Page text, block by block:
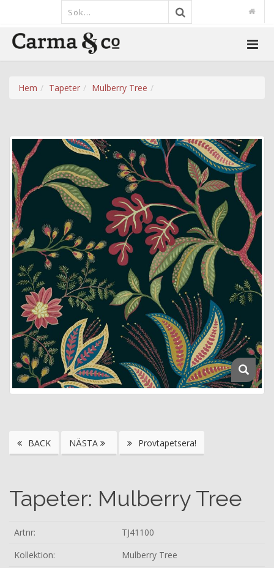
Hem Tapeter Mulberry Tree
BACK NÄSTA Provtapetsera!
Tapeter: Mulberry Tree
Artnr:
TJ41100
Kollektion:
Mulberry Tree